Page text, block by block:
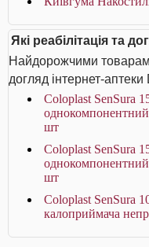
Які реабілітація та
Найдорожчими товарами
догляд інтернет-аптеки
Coloplast SenSura
шт
Coloplast SenSura
шт
Coloplast SenSura
калоприймача